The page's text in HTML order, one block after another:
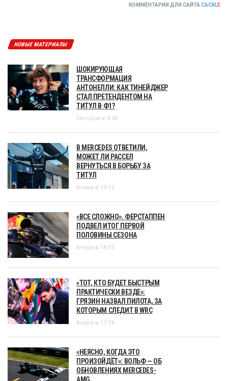
КОММЕНТАРИИ ДЛЯ САЙТА CACKLE
НОВЫЕ МАТЕРИАЛЫ
ШОКИРУЮЩАЯ
ТРАНСФОРМАЦИЯ
АНТОНЕЛЛИ: КАК ТИНЕЙДЖЕР
СТАЛ ПРЕТЕНДЕНТОМ НА
ТИТУЛ В Ф1?
Сегодня в 8:30
В MERCEDES ОТВЕТИЛИ,
МОЖЕТ ЛИ РАССЕЛ
ВЕРНУТЬСЯ В БОРЬБУ ЗА
ТИТУЛ
Вчера в 19:12
«ВСЕ СЛОЖНО». ФЕРСТАППЕН
ПОДВЕЛ ИТОГ ПЕРВОЙ
ПОЛОВИНЫ СЕЗОНА
Вчера в 18:15
«ТОТ, КТО БУДЕТ БЫСТРЫМ
ПРАКТИЧЕСКИ ВЕЗДЕ»:
ГРЯЗИН НАЗВАЛ ПИЛОТА, ЗА
КОТОРЫМ СЛЕДИТ В WRC
Вчера в 17:18
«НЕЯСНО, КОГДА ЭТО
ПРОИЗОЙДЁТ»: ВОЛЬФ — ОБ
ОБНОВЛЕНИЯХ MERCEDES-